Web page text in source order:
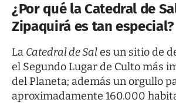
¿Por qué la Catedral de
Zipaquirá es tan especial?
La Catedral de Sales un sitio de
el Segundo Lugar de Culto más
del Planeta; además un orgullo
aproximadamente 160.000